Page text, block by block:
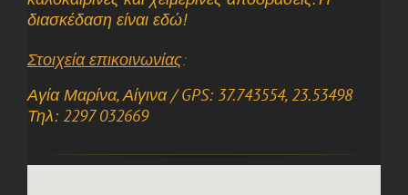
διασκέδαση είναι εδώ!
Στοιχεία επικοινωνίας:
Αγία Μαρίνα, Αίγινα / GPS: 37.743554, 23.53498
Τηλ: 2297 032669